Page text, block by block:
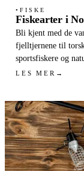
● FISKE
Fiskearter i
Bli kjent med de
fjelltjernene til
sportsfiskere og
LES MER →